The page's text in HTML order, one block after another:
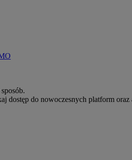
dostęp do nowoczesnych platform